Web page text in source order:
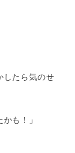
したら気のせ
も！」